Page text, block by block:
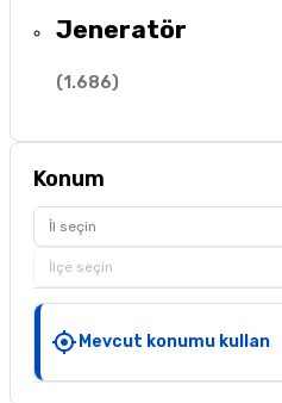
Jeneratör
(1.686)
Konum
İl seçin
İlçe seçin
Mevcut konumu kullan